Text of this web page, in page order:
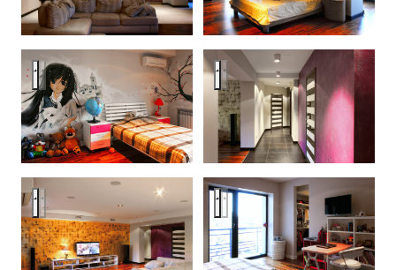
Реализован 2015: 3-
Реализован 2015: 3-комнатная квартира 124 м², Ростов-на-
Реализован 2015: 3-
Реализован 2015: 3-комнатная квартира 124 м², Ростов-на-